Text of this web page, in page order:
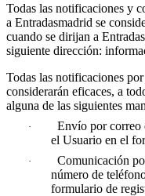
Todas las notificaciones y
a Entradasmadrid se
cuando se dirijan a
siguiente dirección:
Todas las notificaciones
considerarán eficaces, a
alguna de las siguientes
·
Envío por correo
el Usuario en el
·
Comunicación
número de
formulario de